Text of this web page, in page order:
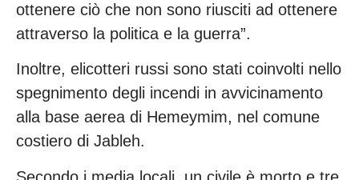
ottenere ciò che non sono riusciti ad ottenere
attraverso la politica e la guerra”.
Inoltre, elicotteri russi sono stati coinvolti nello
spegnimento degli incendi in avvicinamento
alla base aerea di Hemeymim, nel comune
costiero di Jableh.